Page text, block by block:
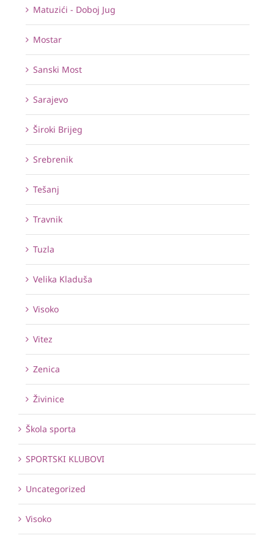
Matuzići - Doboj Jug
Mostar
Sanski Most
Sarajevo
Široki Brijeg
Srebrenik
Tešanj
Travnik
Tuzla
Velika Kladuša
Visoko
Vitez
Zenica
Živinice
Škola sporta
SPORTSKI KLUBOVI
Uncategorized
Visoko